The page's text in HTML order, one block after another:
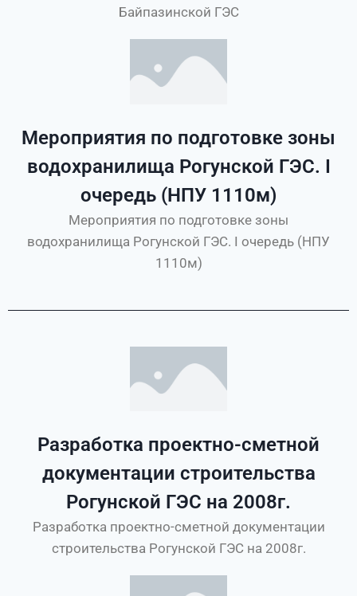
Байпазинской ГЭС
Мероприятия по подготовке зоны
водохранилища Рогунской ГЭС. I
очередь (НПУ 1110м)
Мероприятия по подготовке зоны
водохранилища Рогунской ГЭС. I очередь (НПУ
1110м)
Разработка проектно-сметной
документации строительства
Рогунской ГЭС на 2008г.
Разработка проектно-сметной документации
строительства Рогунской ГЭС на 2008г.